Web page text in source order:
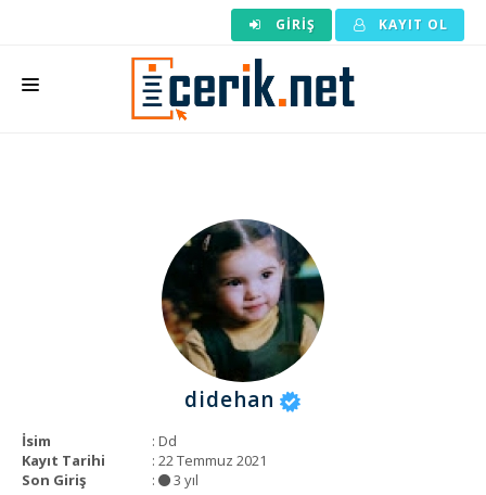
GIRIŞ KAYIT OL
KURUMSAL
didehan
İsim
: Dd
Kayıt Tarihi
: 22 Temmuz 2021
Son Giriş
: 3 yıl